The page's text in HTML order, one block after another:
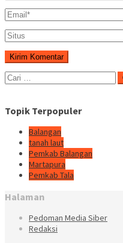
Cari
untuk:
Topik Terpopuler
Balangan
tanah laut
Pemkab Balangan
Martapura
Pemkab Tala
Halaman
Pedoman Media Siber
Redaksi